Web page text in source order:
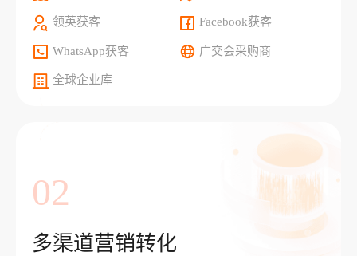
领英获客 Facebook获客
WhatsApp获客 广交会采购商
全球企业库
02
多渠道营销转化